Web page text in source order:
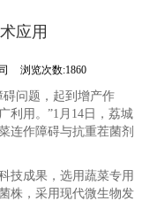
应用
浏览次数:1860
问题，起到增产作
利用。”1月14日，荔城
连作障碍与抗重茬菌剂
成果，选用蔬菜专用
株，采用现代微生物发